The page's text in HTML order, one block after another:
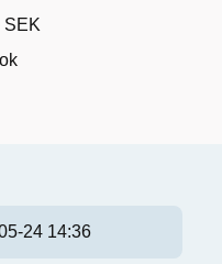
SEK
24 14:36